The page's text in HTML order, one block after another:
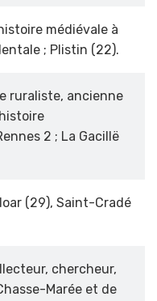
médiévale à
; Plistin (22).
ruraliste, ancienne
2 ; La Gacillë
(29), Saint-Cradé
chercheur,
Marée et de